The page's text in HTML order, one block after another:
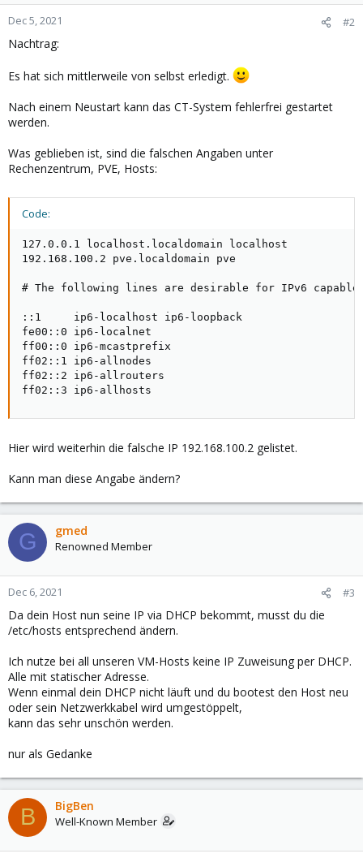
Dec 5, 2021 #2
Nachtrag:
Es hat sich mittlerweile von selbst erledigt.
Nach einem Neustart kann das CT-System fehlerfrei gestartet
werden.
Was geblieben ist, sind die falschen Angaben unter
Rechenzentrum, PVE, Hosts:
Code:
127.0.0.1 localhost.localdomain localhost
192.168.100.2 pve.localdomain pve
# The following lines are desirable for IPv6 capable
::1     ip6-localhost ip6-loopback
fe00::0 ip6-localnet
ff00::0 ip6-mcastprefix
ff02::1 ip6-allnodes
ff02::2 ip6-allrouters
ff02::3 ip6-allhosts
Hier wird weiterhin die falsche IP 192.168.100.2 gelistet.
Kann man diese Angabe ändern?
G gmed
Renowned Member
Dec 6, 2021 #3
Da dein Host nun seine IP via DHCP bekommt, musst du die
/etc/hosts entsprechend ändern.
Ich nutze bei all unseren VM-Hosts keine IP Zuweisung per DHCP.
Alle mit statischer Adresse.
Wenn einmal dein DHCP nicht läuft und du bootest den Host neu
oder sein Netzwerkkabel wird umgestöppelt,
kann das sehr unschön werden.
nur als Gedanke
B BigBen
Well-Known Member